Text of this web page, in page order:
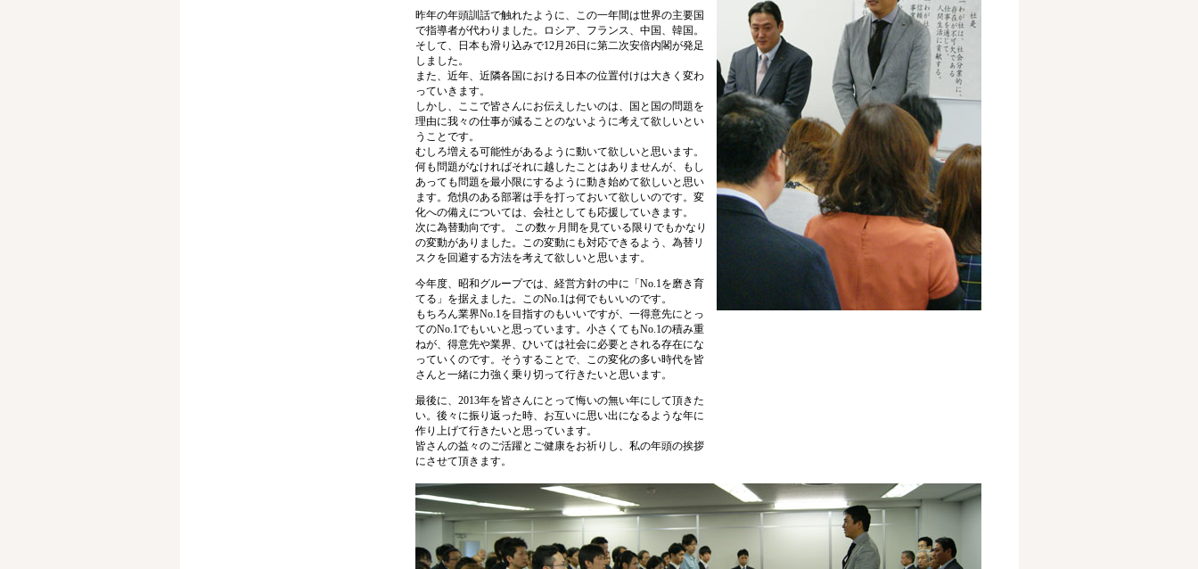
昨年の年頭訓話で触れたように、この一年間は世界の主要国
で指導者が代わりました。ロシア、フランス、中国、韓国。
そして、日本も滑り込みで12月26日に第二次安倍内閣が発足
しました。
また、近年、近隣各国における日本の位置付けは大きく変わ
っていきます。
しかし、ここで皆さんにお伝えしたいのは、国と国の問題を
理由に我々の仕事が減ることのないように考えて欲しいとい
うことです。
むしろ増える可能性があるように動いて欲しいと思います。
何も問題がなければそれに越したことはありませんが、もし
あっても問題を最小限にするように動き始めて欲しいと思い
ます。危惧のある部署は手を打っておいて欲しいのです。変
化への備えについては、会社としても応援していきます。
次に為替動向です。 この数ヶ月間を見ている限りでもかなり
の変動がありました。この変動にも対応できるよう、為替リ
スクを回避する方法を考えて欲しいと思います。
今年度、昭和グループでは、経営方針の中に「No.1を磨き育
てる」を据えました。このNo.1は何でもいいのです。
もちろん業界No.1を目指すのもいいですが、一得意先にとっ
てのNo.1でもいいと思っています。小さくてもNo.1の積み重
ねが、得意先や業界、ひいては社会に必要とされる存在にな
っていくのです。そうすることで、この変化の多い時代を皆
さんと一緒に力強く乗り切って行きたいと思います。
最後に、2013年を皆さんにとって悔いの無い年にして頂きた
い。後々に振り返った時、お互いに思い出になるような年に
作り上げて行きたいと思っています。
皆さんの益々のご活躍とご健康をお祈りし、私の年頭の挨拶
にさせて頂きます。